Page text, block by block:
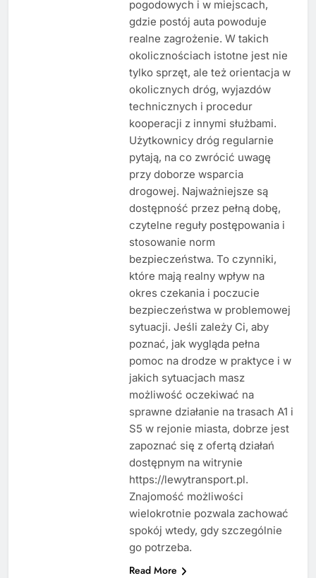
pogodowych i w miejscach,
gdzie postój auta powoduje
realne zagrożenie. W takich
okolicznościach istotne jest nie
tylko sprzęt, ale też orientacja w
okolicznych dróg, wyjazdów
technicznych i procedur
kooperacji z innymi służbami.
Użytkownicy dróg regularnie
pytają, na co zwrócić uwagę
przy doborze wsparcia
drogowej. Najważniejsze są
dostępność przez pełną dobę,
czytelne reguły postępowania i
stosowanie norm
bezpieczeństwa. To czynniki,
które mają realny wpływ na
okres czekania i poczucie
bezpieczeństwa w problemowej
sytuacji. Jeśli zależy Ci, aby
poznać, jak wygląda pełna
pomoc na drodze w praktyce i w
jakich sytuacjach masz
możliwość oczekiwać na
sprawne działanie na trasach A1 i
S5 w rejonie miasta, dobrze jest
zapoznać się z ofertą działań
dostępnym na witrynie
https://lewytransport.pl.
Znajomość możliwości
wielokrotnie pozwala zachować
spokój wtedy, gdy szczególnie
go potrzeba.
Read More